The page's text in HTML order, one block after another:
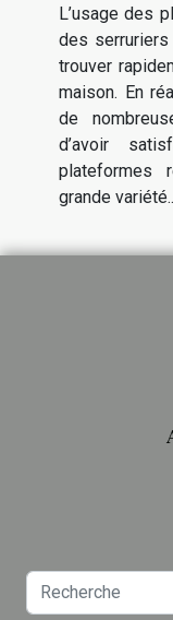
L’usage des
des
trouver
maison. En
de
d’avoir
plateformes
grande